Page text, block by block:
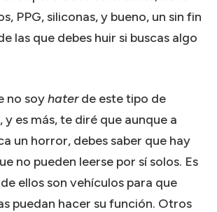
PPG, siliconas, y bueno, un sin fin
las que debes huir si buscas algo
no soyhaterde este tipo de
es más, te diré que aunque a
un horror, debes saber que hay
no pueden leerse por sí solos. Es
ellos son vehículos para que
puedan hacer su función. Otros